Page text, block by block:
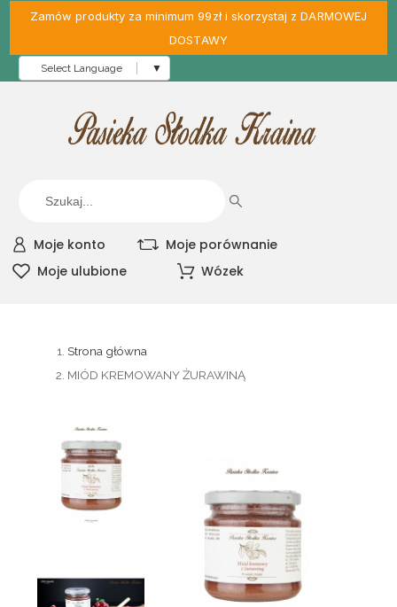
Zamów produkty za minimum 99zł i skorzystaj z DARMOWEJ
DOSTAWY
Select Language ▼
Moje konto
Moje porównanie
Moje ulubione
Wózek
Strona główna
MIÓD KREMOWANY ŻURAWINĄ